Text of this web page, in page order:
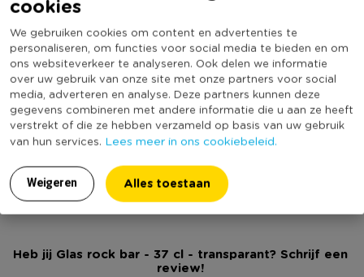
cookies
We gebruiken cookies om content en advertenties te
personaliseren, om functies voor social media te bieden en om
ons websiteverkeer te analyseren. Ook delen we informatie
over uw gebruik van onze site met onze partners voor social
media, adverteren en analyse. Deze partners kunnen deze
gegevens combineren met andere informatie die u aan ze heeft
verstrekt of die ze hebben verzameld op basis van uw gebruik
van hun services. Lees meer in ons cookiebeleid.
Weigeren Alles toestaan
Merk
Stapelbaar
Nee
Vaatwasmachine bestendig
Ja
Geschikt voor magnetron
Nee
Geschikt voor oven
Nee
Geschikt voor vriezer
Nee
Duurzaamheidsscore
bekend
Heb jij Glas rock bar - 37 cl - transparant? Schrijf een
review!